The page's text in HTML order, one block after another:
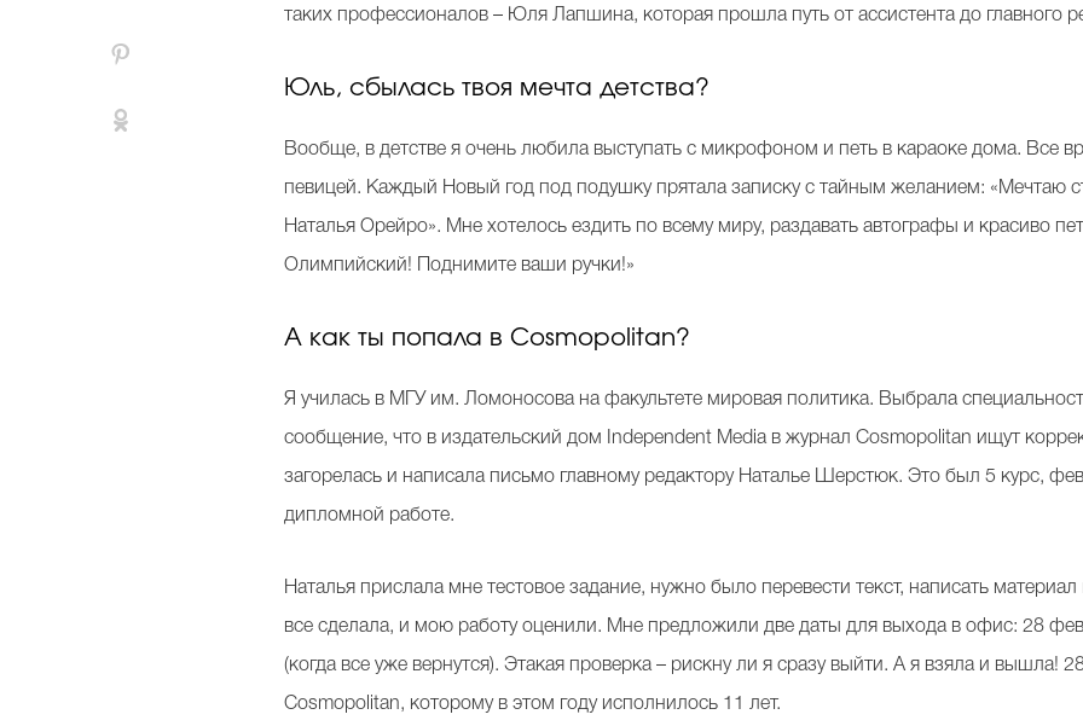
таких профессионалов – Юля Лапшина, которая прошла путь от ассистента до главного
Юль, сбылась твоя мечта детства?
Вообще, в детстве я очень любила выступать с микрофоном и петь в караоке дома. Все
певицей. Каждый Новый год под подушку прятала записку с тайным желанием: «Мечтаю
Наталья Орейро». Мне хотелось ездить по всему миру, раздавать автографы и красиво
Олимпийский! Поднимите ваши ручки!»
А как ты попала в Cosmоpolitan?
Я училась в МГУ им. Ломоносова на факультете мировая политика. Выбрала
сообщение, что в издательский дом Independent Media в журнал Cosmоpolitan ищут
загорелась и написала письмо главному редактору Наталье Шерстюк. Это был 5 курс,
дипломной работе.
Наталья прислала мне тестовое задание, нужно было перевести текст, написать
все сделала, и мою работу оценили. Мне предложили две даты для выхода в офис: 28
(когда все уже вернутся). Этакая проверка – рискну ли я сразу выйти. А я взяла и вышла!
Cosmopolitan, которому в этом году исполнилось 11 лет.